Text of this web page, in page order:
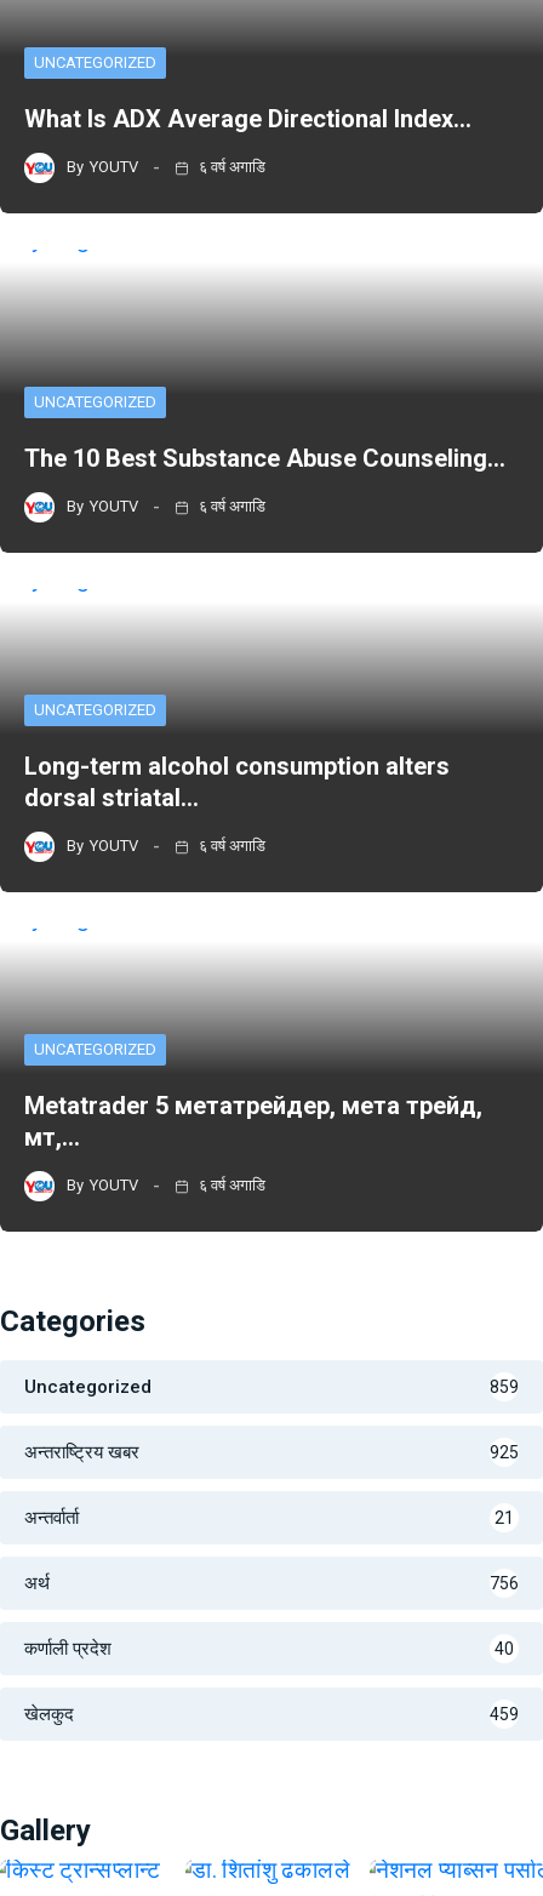
UNCATEGORIZED
What Is ADX Average Directional Index…
By YOUTV ६ वर्ष अगाडि
UNCATEGORIZED
The 10 Best Substance Abuse Counseling…
By YOUTV ६ वर्ष अगाडि
UNCATEGORIZED
Long-term alcohol consumption alters
dorsal striatal…
By YOUTV ६ वर्ष अगाडि
UNCATEGORIZED
Metatrader 5 метатрейдер, мета трейд,
мт,…
By YOUTV ६ वर्ष अगाडि
Categories
Uncategorized 859
अन्तराष्ट्रिय खबर 925
अन्तर्वार्ता 21
अर्थ 756
कर्णाली प्रदेश 40
खेलकुद 459
Gallery